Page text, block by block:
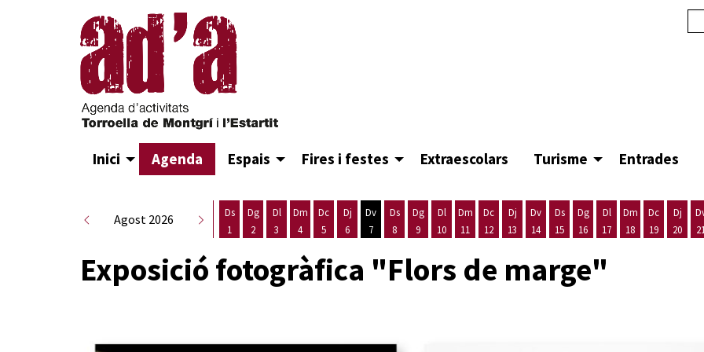
Inici Agenda Espais Fires i festes Extraescolars Turisme Entrades
Agost 2026
Ds
1
Dg
2
Dl
3
Dm
4
Dc
5
Dj
6
Dv
7
Ds
8
Dg
9
Dl
10
Dm
11
Dc
12
Dj
13
Dv
14
Ds
15
Dg
16
Dl
17
Dm
18
Dc
19
Dj
20
Exposició fotogràfica "Flors de marge"